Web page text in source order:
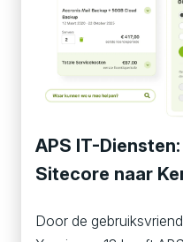
APS IT-
Sitecore naar
Door de